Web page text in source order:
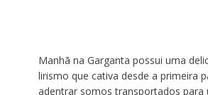
Manhã na Garganta possui uma
lirismo que cativa desde a primeira
adentrar somos transportados para